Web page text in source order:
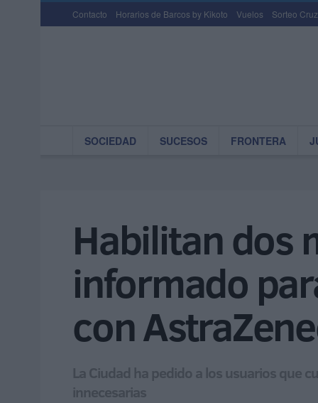
Contacto Horarios de Barcos by Kikoto Vuelos Sorteo
SOCIEDAD SUCESOS FRONTERA
Habilitan dos
informado
con
La Ciudad ha pedido a los usuarios que
innecesarias